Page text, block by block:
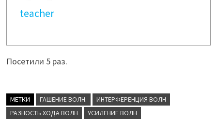
teacher
Посетили 5 раз.
МЕТКИ ГАШЕНИЕ ВОЛН.
ИНТЕРФЕРЕНЦИЯ ВОЛН
РАЗНОСТЬ ХОДА ВОЛН
УСИЛЕНИЕ ВОЛН